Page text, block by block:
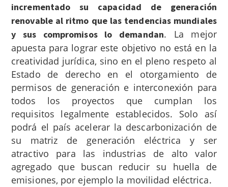
incrementado su capacidad de generación
renovable al ritmo que las tendencias mundiales
y sus compromisos lo demandan.
La mejor
apuesta para lograr este objetivo no está en la
creatividad jurídica, sino en el pleno respeto al
Estado de derecho en el otorgamiento de
permisos de generación e interconexión para
todos los proyectos que cumplan los
requisitos legalmente establecidos. Solo así
podrá el país acelerar la descarbonización de
su matriz de generación eléctrica y ser
atractivo para las industrias de alto valor
agregado que buscan reducir su huella de
emisiones, por ejemplo la movilidad eléctrica.